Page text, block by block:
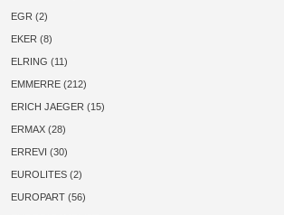
EGR (2)
EKER (8)
ELRING (11)
EMMERRE (212)
ERICH JAEGER (15)
ERMAX (28)
ERREVI (30)
EUROLITES (2)
EUROPART (56)